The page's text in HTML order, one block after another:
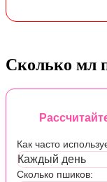
Сколько мл
Как часто
Сколько пшиков: